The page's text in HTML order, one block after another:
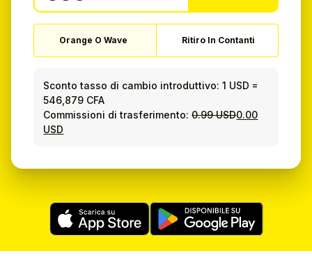
Orange O Wave Ritiro In Contanti
Sconto tasso di cambio introduttivo: 1 USD =
546,879 CFA
Commissioni di trasferimento:0.99 USD0.00
USD